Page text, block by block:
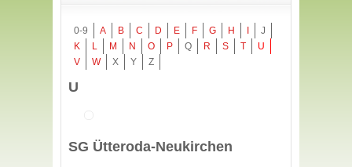
0-9 A B C D E F G H
J
K
L M N O P Q R S T
U
V
W X Y Z
U
SG Ütteroda-Neukirchen